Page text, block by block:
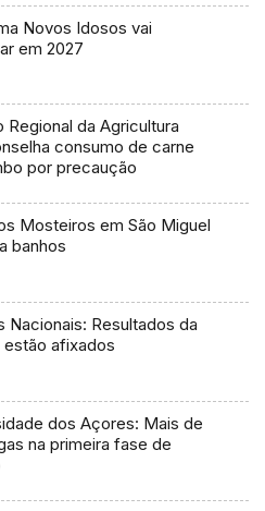
Novos Idosos vai
em 2027
Regional da Agricultura
consumo de carne
por precaução
Mosteiros em São Miguel
banhos
Nacionais: Resultados da
estão afixados
dos Açores: Mais de
na primeira fase de